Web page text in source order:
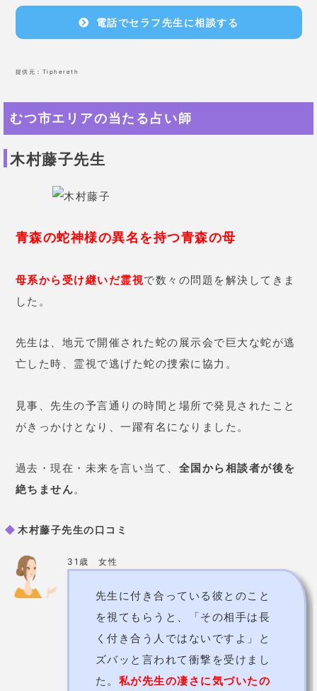
電話でセラフ先生に相談する
提供元： Tiphereth
むつ市エリアの当たる占い師
木村藤子先生
青森の蛇神様の異名を持つ青森の母
母系から受け継いだ霊視で数々の問題を解決してきま
した。
先生は、地元で開催された蛇の展示会で巨大な蛇が逃
亡した時、霊視で逃げた蛇の捜索に協力。
見事、先生の予言通りの時間と場所で発見されたこと
がきっかけとなり、一躍有名になりました。
過去・現在・未来を言い当て、 全国から相談者が後を
絶ちません。
木村藤子先生の口コミ
31歳 女性
先生に付き合っている彼とのこと
を視てもらうと、「その相手は長
く付き合う人ではないですよ」と
ズバッと言われて衝撃を受けまし
た。 私が先生の凄さに気づいたの